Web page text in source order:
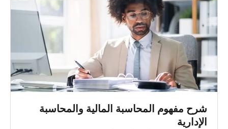
شرح مفهوم المحاسبة المالية والمحاسبة
الإدارية